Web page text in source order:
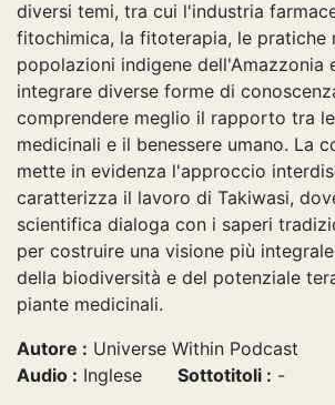
diversi temi, tra cui l'industria
fitochimica, la fitoterapia, le pratiche
popolazioni indigene dell'Amazzonia
integrare diverse forme di
comprendere meglio il rapporto tra
medicinali e il benessere umano. La
mette in evidenza l'approccio
caratterizza il lavoro di Takiwasi,
scientifica dialoga con i saperi
per costruire una visione più
della biodiversità e del potenziale
piante medicinali.
Autore : Universe Within Podcast
Audio : Inglese Sottotitoli : -